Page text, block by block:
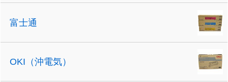
富士通
OKI（沖電気）